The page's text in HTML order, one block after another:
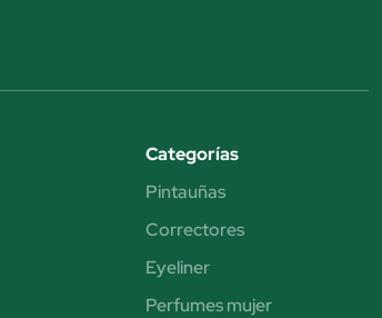
Categorías
Pintauñas
Correctores
Eyeliner
Perfumes mujer